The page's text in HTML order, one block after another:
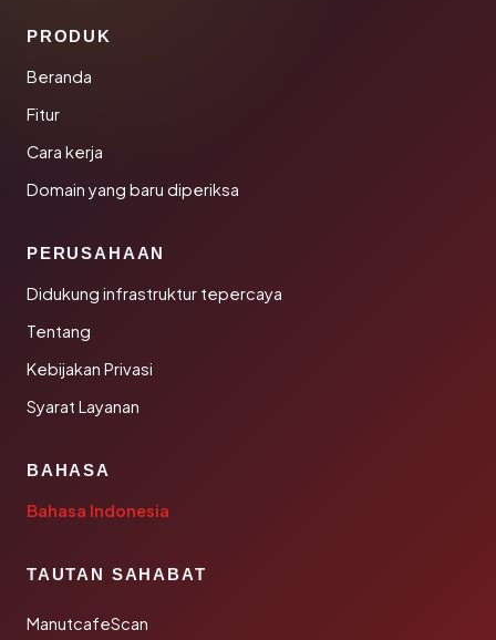
PRODUK
Beranda
Fitur
Cara kerja
Domain yang baru diperiksa
PERUSAHAAN
Didukung infrastruktur tepercaya
Tentang
Kebijakan Privasi
Syarat Layanan
BAHASA
Bahasa Indonesia
TAUTAN SAHABAT
ManutcafeScan